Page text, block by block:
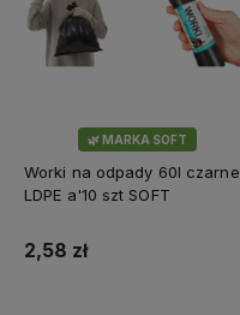
🌿 MARKA SOFT
Worki na odpady 60l czarne
LDPE a'10 szt SOFT
2,58 zł